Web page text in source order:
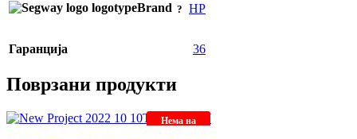
Brand
HP
Гаранција 36
Поврзани продукти
Нема на